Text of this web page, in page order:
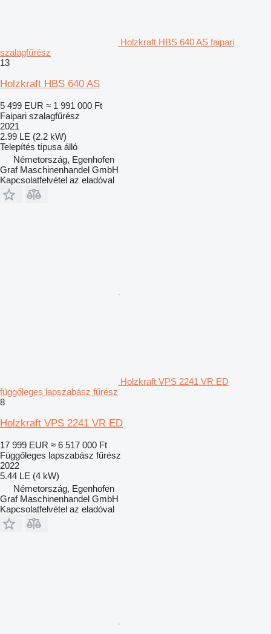
Holzkraft HBS 640 AS faipari
szalagfűrész
13
Holzkraft HBS 640 AS
5 499 EUR ≈ 1 991 000 Ft
Faipari szalagfűrész
2021
2.99 LE (2.2 kW)
Telepítés típusa álló
Németország, Egenhofen
Graf Maschinenhandel GmbH
Kapcsolatfelvétel az eladóval
Holzkraft VPS 2241 VR ED
függőleges lapszabász fűrész
8
Holzkraft VPS 2241 VR ED
17 999 EUR ≈ 6 517 000 Ft
Függőleges lapszabász fűrész
2022
5.44 LE (4 kW)
Németország, Egenhofen
Graf Maschinenhandel GmbH
Kapcsolatfelvétel az eladóval